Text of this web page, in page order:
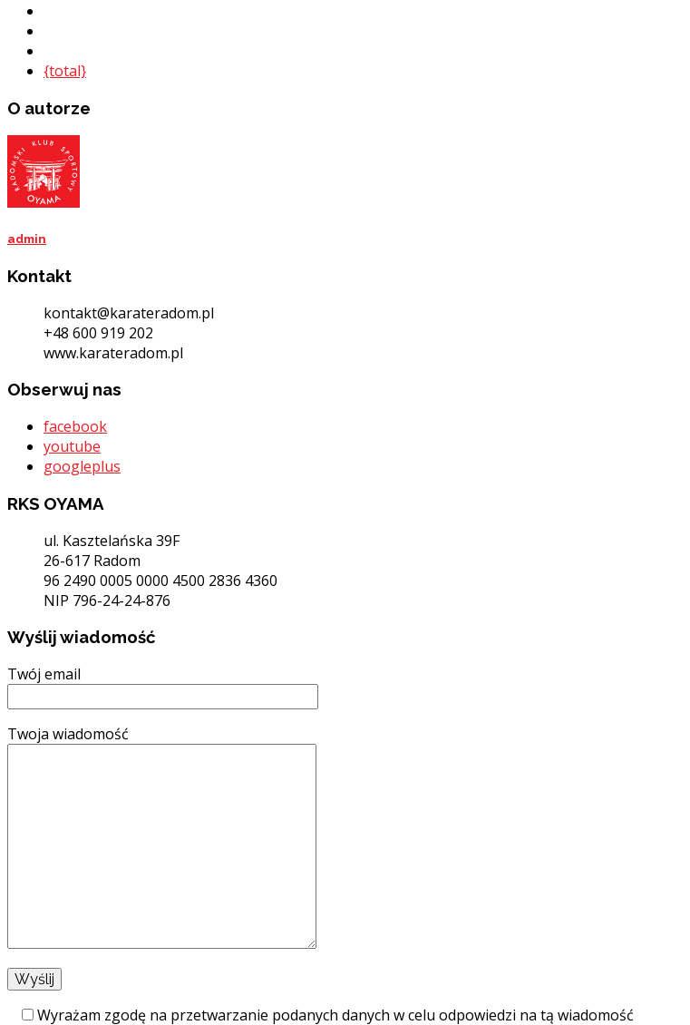
{total}
O autorze
admin
Kontakt
kontakt@karateradom.pl
+48 600 919 202
www.karateradom.pl
Obserwuj nas
facebook
youtube
googleplus
RKS OYAMA
ul. Kasztelańska 39F
26-617 Radom
96 2490 0005 0000 4500 2836 4360
NIP 796-24-24-876
Wyślij wiadomość
Twój email
Twoja wiadomość
Wyrażam zgodę na przetwarzanie podanych danych w celu odpowiedzi na tą wiadomość